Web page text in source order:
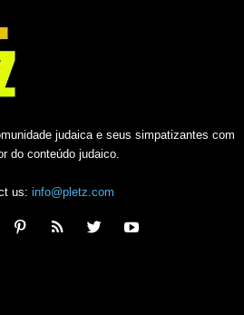
judaica e seus simpatizantes com
do conteúdo judaico.
us: info@pletz.com